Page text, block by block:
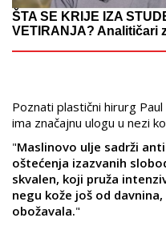
ŠTA SE KRIJE IZA
VETIRANJA? Analitičari
Poznati plastični hirurg
ima značajnu ulogu u nezi
"Maslinovo ulje sadrži
oštećenja izazvanih
skvalen, koji pruža
negu kože još od
obožavala."